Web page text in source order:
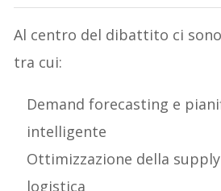
Al centro del dibattito ci
tra cui:
Demand forecasting e
intelligente
Ottimizzazione della
logistica